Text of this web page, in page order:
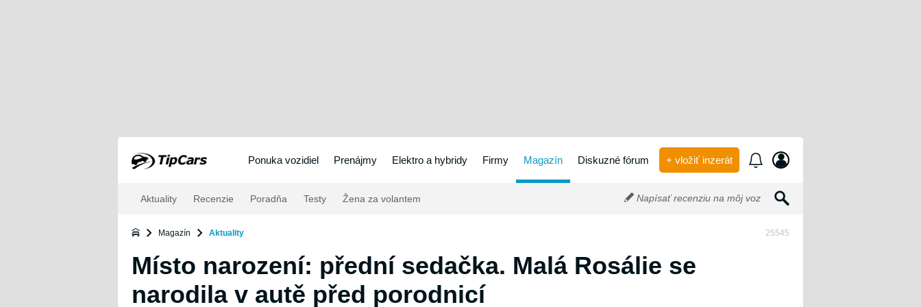
Ponuka vozidiel Prenájmy Elektro a hybridy Firmy Magazín Diskuzné fórum + vložiť inzerát
Aktuality Recenzie Poradňa Testy Žena za volantem Napísať recenziu na môj voz
Magazín Aktuality 25545
Místo narození: přední sedačka. Malá Rosálie se
narodila v autě před porodnicí